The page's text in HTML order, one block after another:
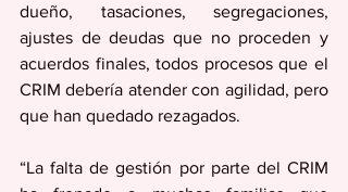
dueño, tasaciones, segregaciones,
ajustes de deudas que no proceden y
acuerdos finales, todos procesos que el
CRIM debería atender con agilidad, pero
que han quedado rezagados.
“La falta de gestión por parte del CRIM